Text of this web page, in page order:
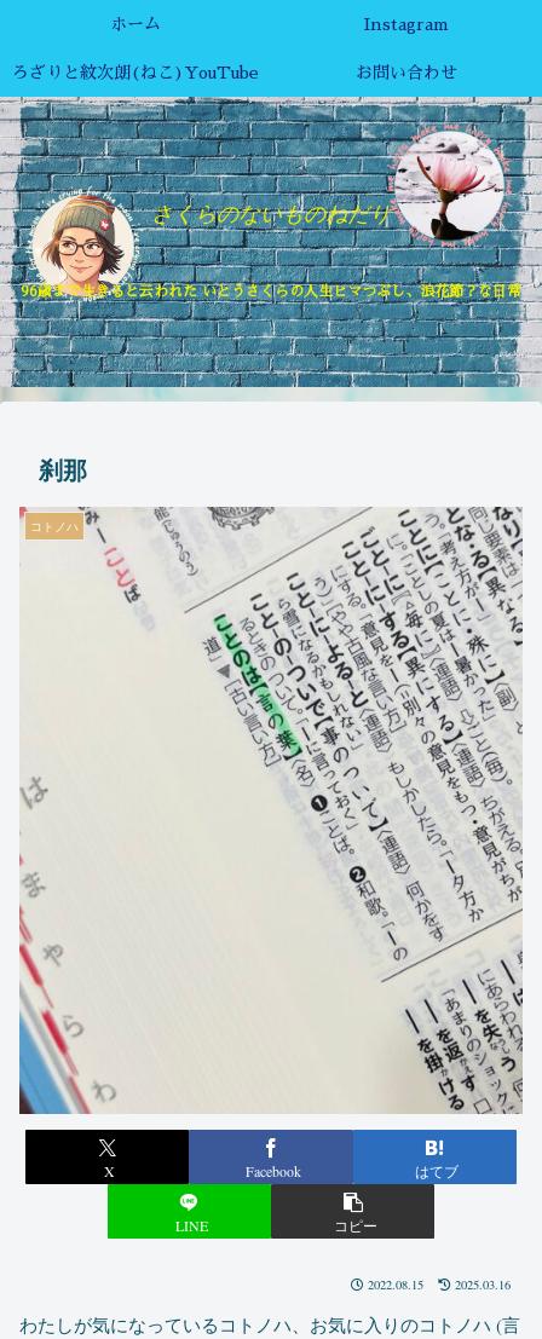
さくらのないものねだり
96歳まで生きると云われた いとうさくらの人生ヒマつぶし、浪花節？な日常
ホーム Instagram
ろざりと紋次朗(ねこ)YouTube お問い合わせ
刹那
コトノハ
X Facebook はてブ
LINE コピー
2022.08.15 2025.03.16
わたしが気になっているコトノハ、お気に入りのコトノハ (言